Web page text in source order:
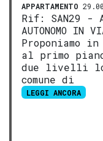
APPARTAMENTO
Rif: SAN29 -
AUTONOMO IN
Proponiamo
al primo
due livelli
comune di
LEGGI ANCORA